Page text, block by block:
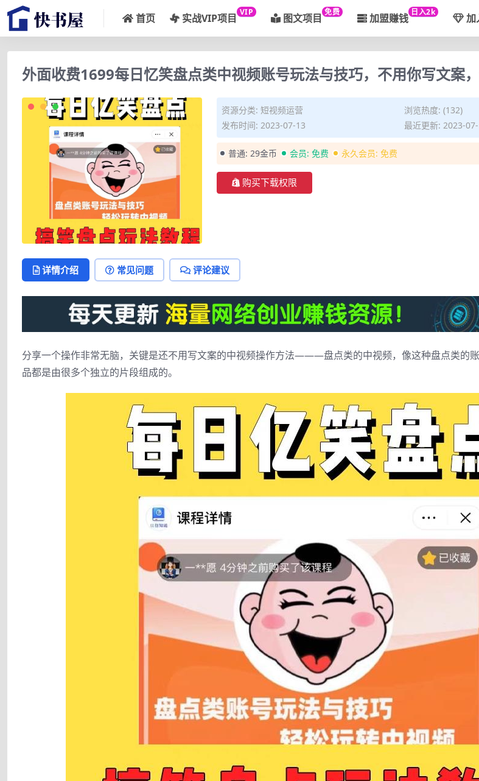
首页 实战VIP项目 VIP 图文项目 免费 加盟赚钱 日入2k 加
外面收费1699每日忆笑盘点类中视频账号玩法与技巧，不用你写文案
资源分类: 短视频运营
浏览热度: (132)
发布时间: 2023-07-13
最近更新: 2023-
普通: 29金币 会员: 免费 永久会员: 免费
购买下载权限
详情介绍 常见问题 评论建议
分享一个操作非常无脑，关键是还不用写文案的中视频操作方法———盘点类的中视频，像这种盘点类的
品都是由很多个独立的片段组成的。